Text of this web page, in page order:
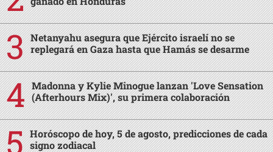
Netanyahu asegura que Ejército israelí no se
replegará en Gaza hasta que Hamás se desarme
Madonna y Kylie Minogue lanzan 'Love Sensation
(Afterhours Mix)', su primera colaboración
Horóscopo de hoy, 5 de agosto, predicciones de cada
signo zodiacal